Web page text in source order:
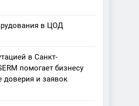
в ЦОД
в Санкт-
помогает бизнесу
доверия и заявок